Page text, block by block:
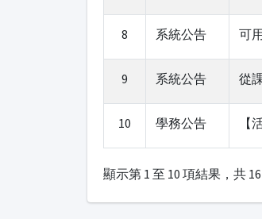
8 系統公告 可
9 系統公告 從
10 學務公告 【
顯示第 1 至 10 項結果，共